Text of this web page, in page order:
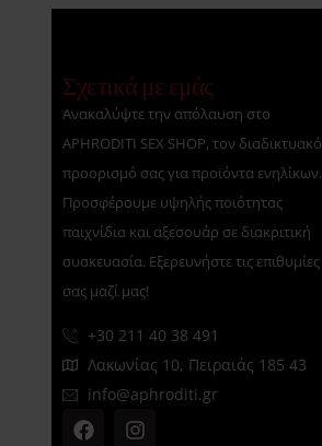
Σχετικά με εμάς
Ανακαλύψτε την απόλαυση στο
APHRODITI SEX SHOP, τον διαδικτυακό
προορισμό σας για προϊόντα ενηλίκων.
Προσφέρουμε υψηλής ποιότητας
παιχνίδια και αξεσουάρ σε διακριτική
συσκευασία. Εξερευνήστε τις επιθυμίες
σας μαζί μας!
+30 211 40 38 491
Λακωνίας 10, Πειραιάς 185 43
info@aphroditi.gr